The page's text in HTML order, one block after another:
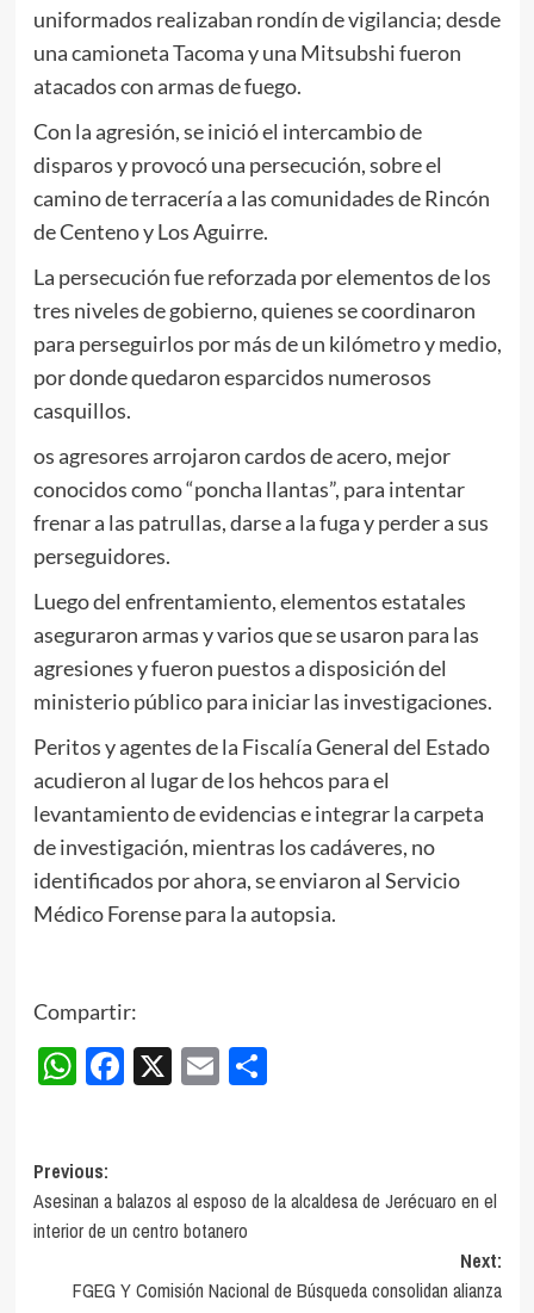
uniformados realizaban rondín de vigilancia; desde
una camioneta Tacoma y una Mitsubshi fueron
atacados con armas de fuego.
Con la agresión, se inició el intercambio de
disparos y provocó una persecución, sobre el
camino de terracería a las comunidades de Rincón
de Centeno y Los Aguirre.
La persecución fue reforzada por elementos de los
tres niveles de gobierno, quienes se coordinaron
para perseguirlos por más de un kilómetro y medio,
por donde quedaron esparcidos numerosos
casquillos.
os agresores arrojaron cardos de acero, mejor
conocidos como “poncha llantas”, para intentar
frenar a las patrullas, darse a la fuga y perder a sus
perseguidores.
Luego del enfrentamiento, elementos estatales
aseguraron armas y varios que se usaron para las
agresiones y fueron puestos a disposición del
ministerio público para iniciar las investigaciones.
Peritos y agentes de la Fiscalía General del Estado
acudieron al lugar de los hehcos para el
levantamiento de evidencias e integrar la carpeta
de investigación, mientras los cadáveres, no
identificados por ahora, se enviaron al Servicio
Médico Forense para la autopsia.
Compartir:
WhatsApp
Facebook
X EmailCompartir
Post
navigation
Previous:
Asesinan a balazos al esposo de la alcaldesa de Jerécuaro en el
interior de un centro botanero
Next:
FGEG Y Comisión Nacional de Búsqueda consolidan alianza